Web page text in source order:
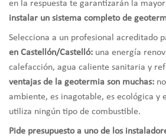
en la respuesta te garantizarán la
instalar un sistema completo de
Selecciona a un profesional acreditado
en Castellón/Castelló: una energía
calefacción, agua caliente sanitaria y
ventajas de la geotermia son muchas:
ambiente, es inagotable, es ecológica y
utiliza ningún tipo de combustible.
Pide presupuesto a uno de los